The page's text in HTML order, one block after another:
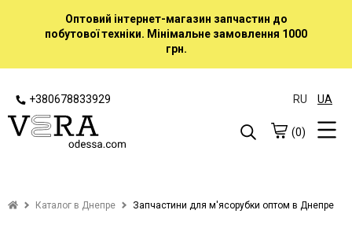
Оптовий інтернет-магазин запчастин до
побутової техніки. Мінімальне замовлення 1000
грн.
+380678833929 RU UA
(0)
Каталог в Днепре Запчастини для м'ясорубки оптом в Днепре